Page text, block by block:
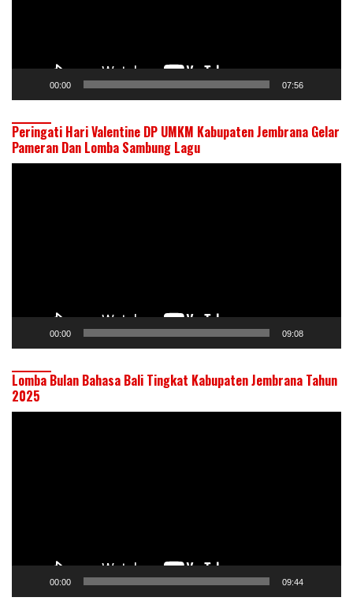
00:00 07:56
Peringati Hari Valentine DP UMKM Kabupaten Jembrana Gelar
Pameran Dan Lomba Sambung Lagu
00:00 09:08
Lomba Bulan Bahasa Bali Tingkat Kabupaten Jembrana Tahun
2025
00:00 09:44